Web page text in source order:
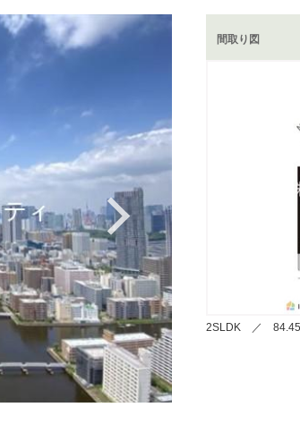
Next
間取り図
2SLDK ／